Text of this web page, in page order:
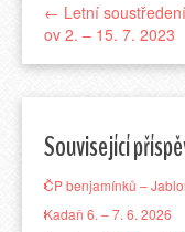
← Letní
ov 2. – 15. 7. 2023
Související
ČP benjamínků –
Kadaň 6. – 7. 6. 2026